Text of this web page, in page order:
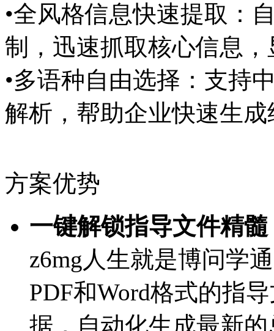
•全风格信息快速提取：
制，迅速抓取核心信息
•多语种自由选择：支持
解析，帮助企业快速生
方案优势
一键解锁指导文件精髓
z6mg人生就是博问学
PDF和Word格式的指导
据，自动化生成最新